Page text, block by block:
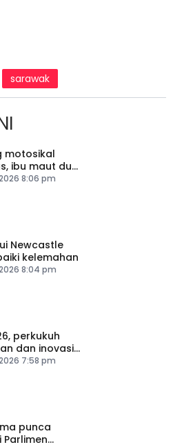
sarawak
motosikal
ibu maut dua
cedera
8:06 pm
Newcastle
kelemahan
8:04 pm
perkukuh
dan inovasi
Selangor
7:58 pm
punca
Parlimen